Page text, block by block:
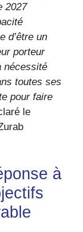
2027
d’être un
porteur
nécessité
toutes ses
pour faire
le
à